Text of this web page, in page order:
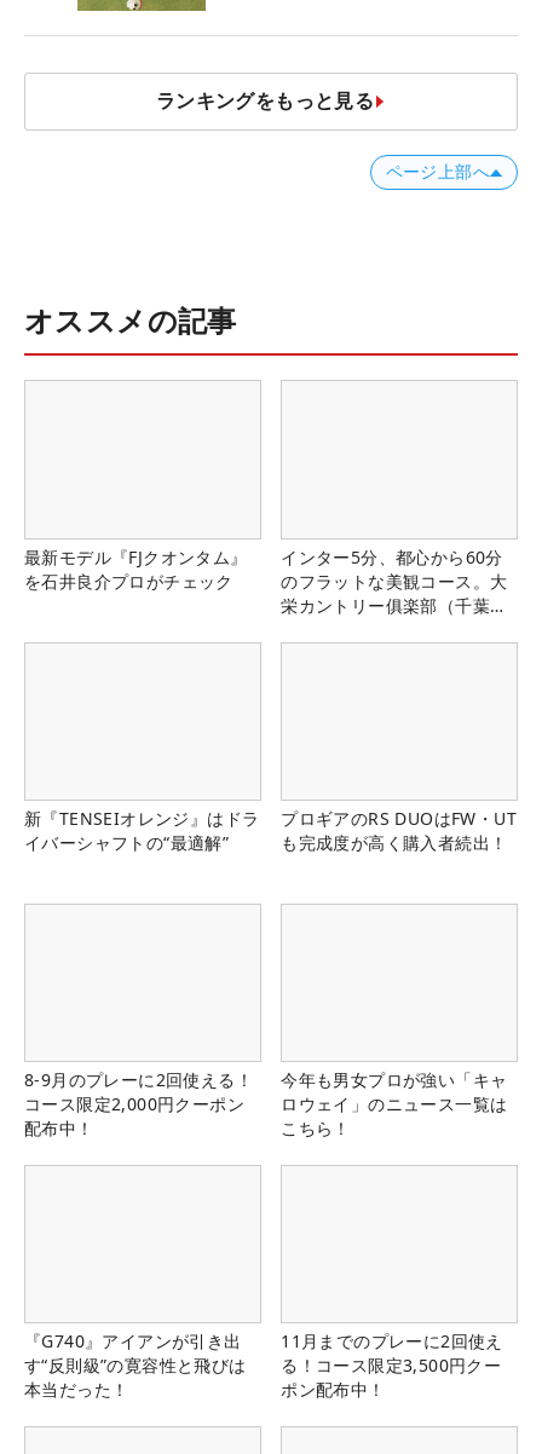
減するワケ
ランキングをもっと見る
ページ上部へ
オススメの記事
最新モデル『FJクオンタム』
を石井良介プロがチェック
インター5分、都心から60分
のフラットな美観コース。大
栄カントリー俱楽部（千葉
新『TENSEIオレンジ』はドラ
イバーシャフトの“最適解”
プロギアのRS DUOはFW・UT
も完成度が高く購入者続出！
8-9月のプレーに2回使える！
コース限定2,000円クーポン
配布中！
今年も男女プロが強い「キャ
ロウェイ」のニュース一覧は
こちら！
『G740』アイアンが引き出
す“反則級”の寛容性と飛びは
本当だった！
11月までのプレーに2回使え
る！コース限定3,500円クー
ポン配布中！